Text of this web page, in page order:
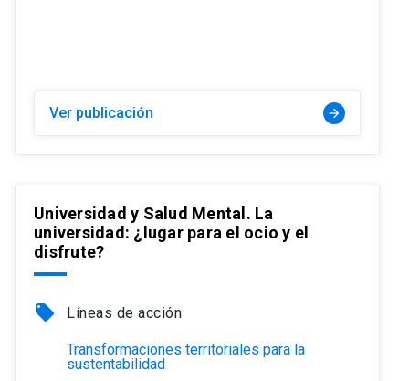
Ver publicación arrow_forward
Universidad y Salud Mental. La
universidad: ¿lugar para el ocio y el
disfrute?
local_offer Líneas de acción
Transformaciones territoriales para la
sustentabilidad